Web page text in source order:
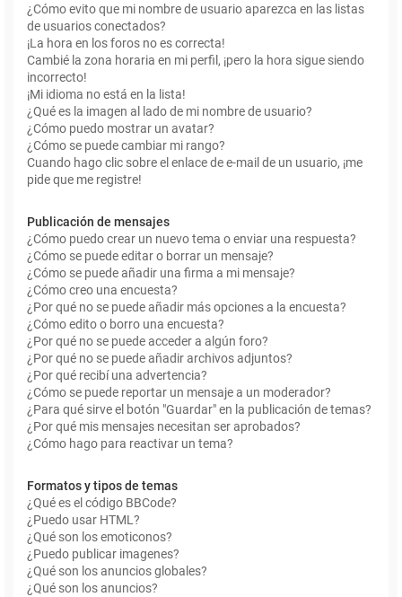
¿Cómo evito que mi nombre de usuario aparezca en las listas
de usuarios conectados?
¡La hora en los foros no es correcta!
Cambié la zona horaria en mi perfil, ¡pero la hora sigue siendo
incorrecto!
¡Mi idioma no está en la lista!
¿Qué es la imagen al lado de mi nombre de usuario?
¿Cómo puedo mostrar un avatar?
¿Cómo se puede cambiar mi rango?
Cuando hago clic sobre el enlace de e-mail de un usuario, ¡me
pide que me registre!
Publicación de mensajes
¿Cómo puedo crear un nuevo tema o enviar una respuesta?
¿Cómo se puede editar o borrar un mensaje?
¿Cómo se puede añadir una firma a mi mensaje?
¿Cómo creo una encuesta?
¿Por qué no se puede añadir más opciones a la encuesta?
¿Cómo edito o borro una encuesta?
¿Por qué no se puede acceder a algún foro?
¿Por qué no se puede añadir archivos adjuntos?
¿Por qué recibí una advertencia?
¿Cómo se puede reportar un mensaje a un moderador?
¿Para qué sirve el botón "Guardar" en la publicación de temas?
¿Por qué mis mensajes necesitan ser aprobados?
¿Cómo hago para reactivar un tema?
Formatos y tipos de temas
¿Qué es el código BBCode?
¿Puedo usar HTML?
¿Qué son los emoticonos?
¿Puedo publicar imagenes?
¿Qué son los anuncios globales?
¿Qué son los anuncios?